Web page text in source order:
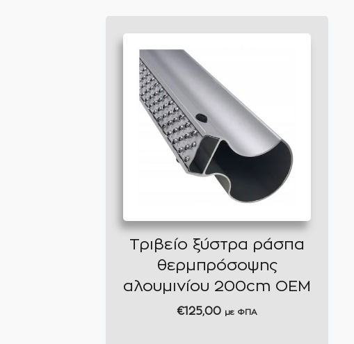
Τριβείο ξύστρα ράσπα
θερμπρόσοψης
αλουμινίου 200cm OEM
€125,00 με ΦΠΑ